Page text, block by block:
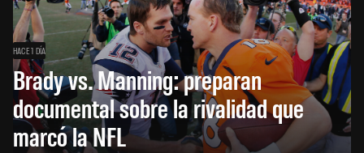
HACE 1 DÍA
Brady vs. Manning: preparan
documental sobre la rivalidad que
marcó la NFL